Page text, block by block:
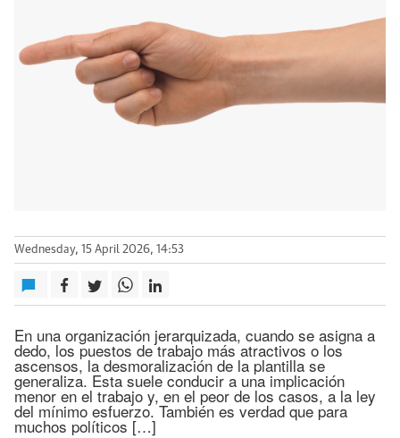
Wednesday, 15 April 2026, 14:53
En una organización jerarquizada, cuando se asigna a
dedo, los puestos de trabajo más atractivos o los
ascensos, la desmoralización de la plantilla se
generaliza. Esta suele conducir a una implicación
menor en el trabajo y, en el peor de los casos, a la ley
del mínimo esfuerzo. También es verdad que para
muchos políticos […]